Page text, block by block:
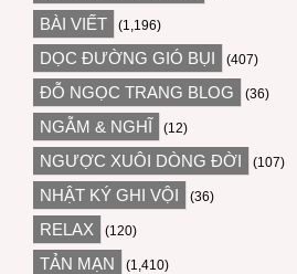
BÀI VIẾT (1,196)
DỌC ĐƯỜNG GIÓ BỤI (407)
ĐỖ NGỌC TRANG BLOG (36)
NGẪM & NGHĨ (12)
NGƯỢC XUÔI DÒNG ĐỜI (107)
NHẬT KÝ GHI VỘI (36)
RELAX (120)
TẢN MẠN (1,410)